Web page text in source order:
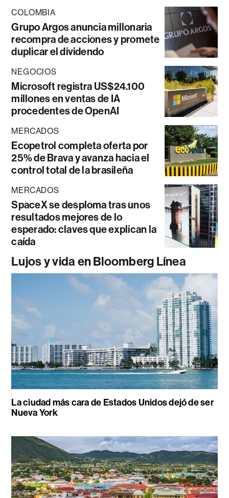
COLOMBIA
Grupo Argos anuncia millonaria
recompra de acciones y promete
duplicar el dividendo
NEGOCIOS
Microsoft registra US$24.100
millones en ventas de IA
procedentes de OpenAI
MERCADOS
Ecopetrol completa oferta por
25% de Brava y avanza hacia el
control total de la brasileña
MERCADOS
SpaceX se desploma tras unos
resultados mejores de lo
esperado: claves que explican la
caída
Lujos y vida en Bloomberg Línea
La ciudad más cara de Estados Unidos dejó de ser
Nueva York